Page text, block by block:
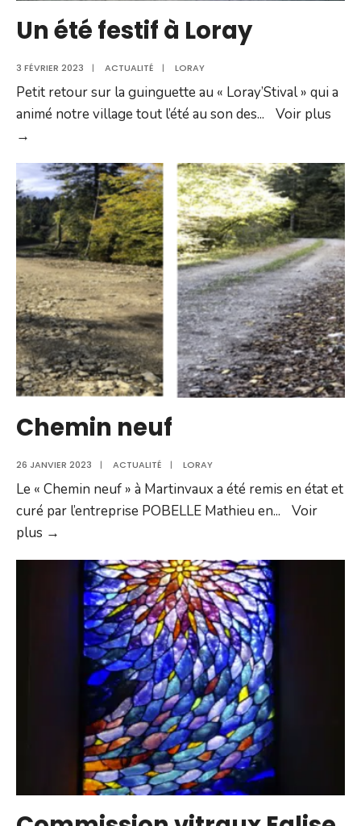
Un été festif à Loray
3 FÉVRIER 2023 | ACTUALITÉ | LORAY
Petit retour sur la guinguette au « Loray’Stival » qui a
animé notre village tout l’été au son des...
Voir plus
→
festif
à
Loray
Chemin neuf
26 JANVIER 2023 | ACTUALITÉ | LORAY
Le « Chemin neuf » à Martinvaux a été remis en état et
curé par l’entreprise POBELLE Mathieu en...
Voir
plus →